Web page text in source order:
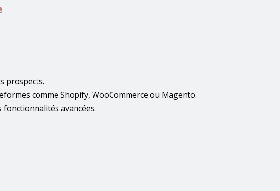
prospects.
comme Shopify, WooCommerce ou Magento.
fonctionnalités avancées.